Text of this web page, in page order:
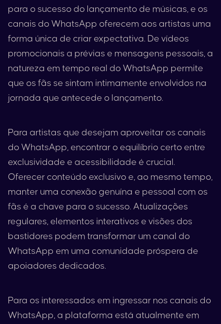
para o sucesso do lançamento de músicas, e os
canais do WhatsApp oferecem aos artistas uma
forma única de criar expectativa. De vídeos
promocionais a prévias e mensagens pessoais, a
natureza em tempo real do WhatsApp permite
que os fãs se sintam intimamente envolvidos na
jornada que antecede o lançamento.
Para artistas que desejam aproveitar os canais
do WhatsApp, encontrar o equilíbrio certo entre
exclusividade e acessibilidade é crucial.
Oferecer conteúdo exclusivo e, ao mesmo tempo,
manter uma conexão genuína e pessoal com os
fãs é a chave para o sucesso. Atualizações
regulares, elementos interativos e visões dos
bastidores podem transformar um canal do
WhatsApp em uma comunidade próspera de
apoiadores dedicados.
Para os interessados em ingressar nos canais do
WhatsApp, a plataforma está atualmente em